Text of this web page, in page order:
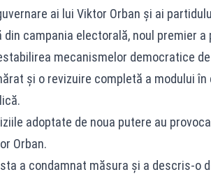
ai lui Viktor Orban și ai
din campania electorală, noul premier
mecanismelor democratice
și o revizuire completă a modului
adoptate de noua putere au
Orban.
a condamnat măsura și a descris-o